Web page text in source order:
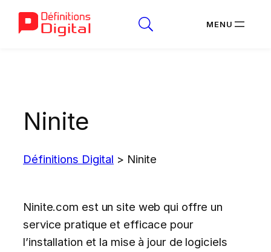
Ninite
Définitions Digital > Ninite
Ninite.com est un site web qui offre un
service pratique et efficace pour
l’installation et la mise à jour de logiciels